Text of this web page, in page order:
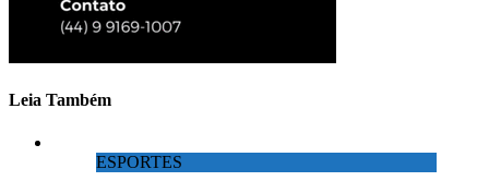
Leia Também
ESPORTES